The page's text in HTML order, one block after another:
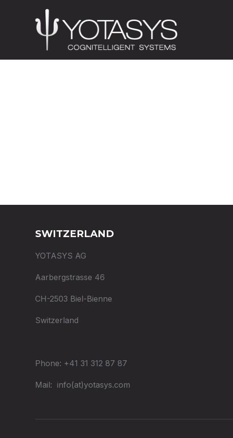
SWITZERLAND
YOTASYS AG
Aarbergstrasse 46
CH-2503 Biel-Bienne
Switzerland
Phone: +41 31 312 87 87
Mail: info(at)yotasys.com